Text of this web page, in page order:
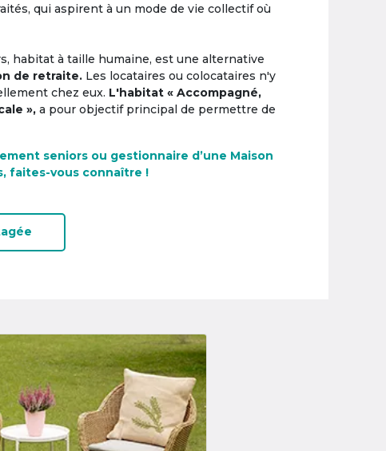
qui aspirent à un mode de vie collectif où
habitat à taille humaine, est une alternative
de retraite. Les locataires ou colocataires n'y
chez eux. L'habitat « Accompagné,
», a pour objectif principal de permettre de
seniors ou gestionnaire d’une Maison
faites-vous connaître !